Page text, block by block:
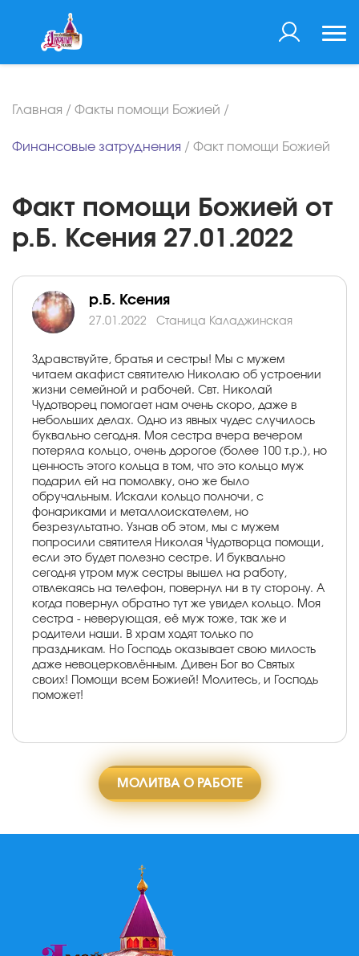
Главная / Факты помощи Божией /
Финансовые затруднения / Факт помощи Божией
Факт помощи Божией от
р.Б. Ксения 27.01.2022
р.Б. Ксения
27.01.2022 Станица Каладжинская
Здравствуйте, братья и сестры! Мы с мужем
читаем акафист святителю Николаю об устроении
жизни семейной и рабочей. Свт. Николай
Чудотворец помогает нам очень скоро, даже в
небольших делах. Одно из явных чудес случилось
буквально сегодня. Моя сестра вчера вечером
потеряла кольцо, очень дорогое (более 100 т.р.), но
ценность этого кольца в том, что это кольцо муж
подарил ей на помолвку, оно же было
обручальным. Искали кольцо полночи, с
фонариками и металлоискателем, но
безрезультатно. Узнав об этом, мы с мужем
попросили святителя Николая Чудотворца помощи,
если это будет полезно сестре. И буквально
сегодня утром муж сестры вышел на работу,
отвлекаясь на телефон, повернул ни в ту сторону. А
когда повернул обратно тут же увидел кольцо. Моя
сестра - неверующая, её муж тоже, так же и
родители наши. В храм ходят только по
праздникам. Но Господь оказывает свою милость
даже невоцерковлённым. Дивен Бог во Святых
своих! Помощи всем Божией! Молитесь, и Господь
поможет!
МОЛИТВА О РАБОТЕ